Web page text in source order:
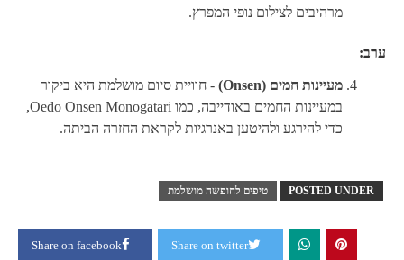
מרהיבים לצילום נופי המפרץ.
ערב:
מעיינות חמים (Onsen)
- חוויית סיום מושלמת היא ביקור
במעיינות החמים באודייבה, כמו Oedo Onsen Monogatari,
כדי להירגע ולהיטען באנרגיות לקראת החזרה הביתה.
POSTED UNDER טיפים לחופשה מושלמת
Share on facebook Share on twitter